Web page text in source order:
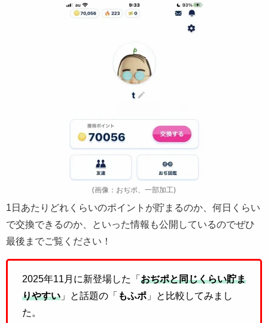
(画像：おぢポ、一部加工)
1日あたりどれくらいのポイントが貯まるのか、何日くらい
で交換できるのか、といった情報も公開しているのでぜひ
最後までご覧ください！
2025年11月に新登場した「 おぢポと同じくらい貯ま
りやすい 」と話題の「 もふポ 」と比較してみまし
た。